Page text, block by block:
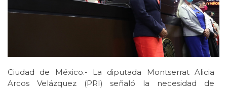
Ciudad de México.- La diputada Montserrat Alicia
Arcos Velázquez (PRI) señaló la necesidad de